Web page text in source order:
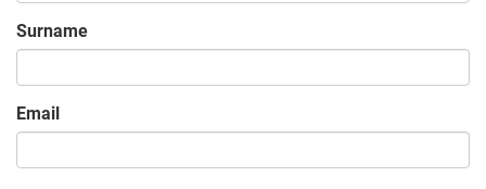
Surname
Email